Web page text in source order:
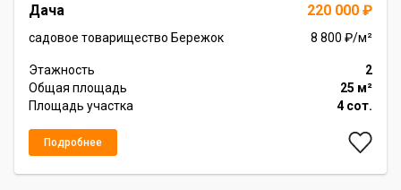
Дача 220 000 ₽
садовое товарищество Бережок 8 800 ₽/м²
Этажность
2
Общая площадь
25 м²
Площадь участка
4 сот.
Подробнее